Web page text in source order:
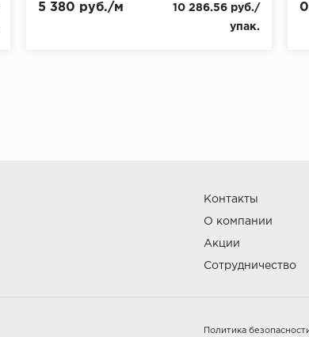
5 380 руб./м
10 286.56 руб./
упак.
Контакты
О компании
Акции
Сотрудничество
Политика